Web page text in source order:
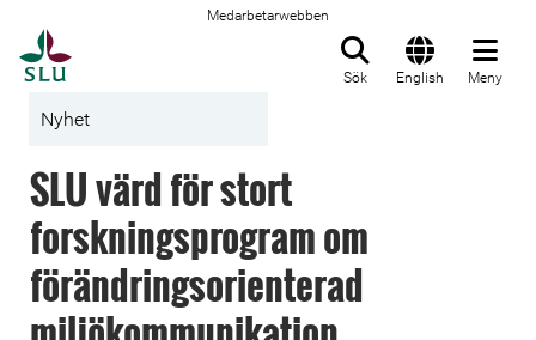
Medarbetarwebben
Sök English Meny
Nyhet
SLU värd för stort
forskningsprogram om
förändringsorienterad